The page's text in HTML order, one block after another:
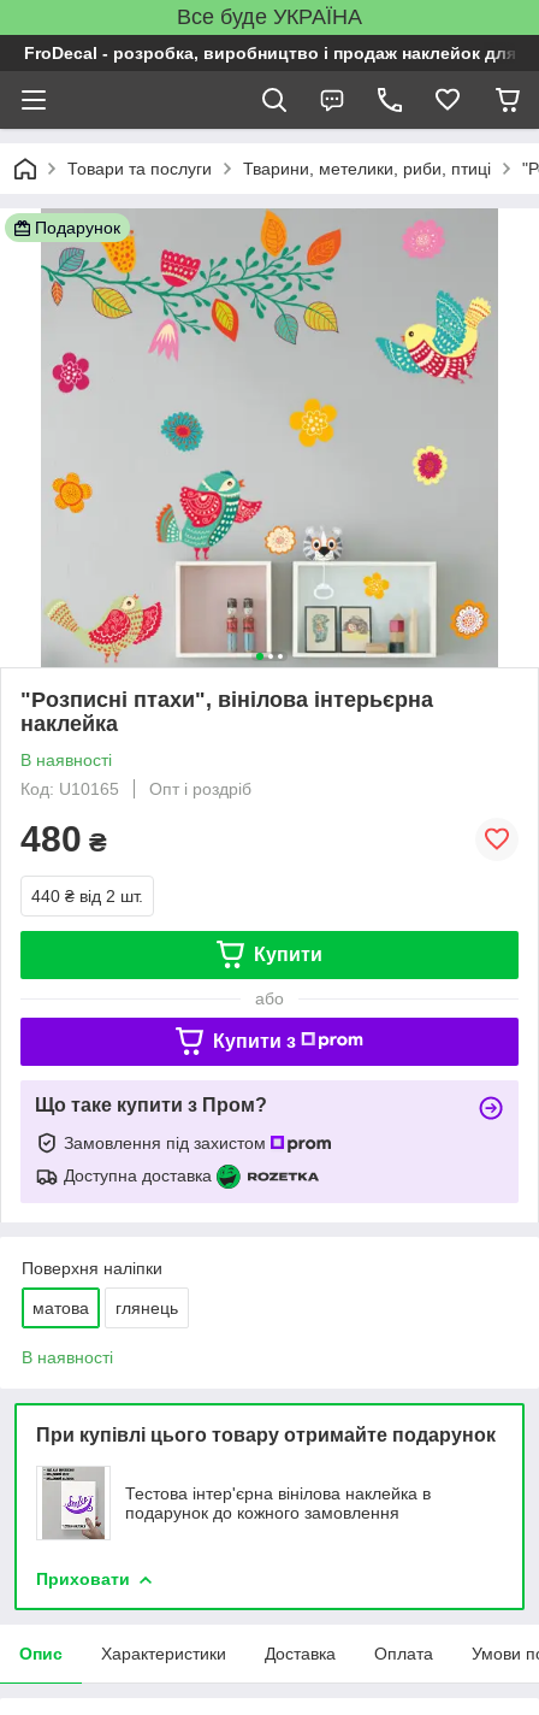
Все буде УКРАЇНА
FroDecal - розробка, виробництво і продаж наклейок для
Товари та послуги Тварини, метелики, риби, птиці
Подарунок
"Розписні птахи", вінілова інтерьєрна
наклейка
В наявності
Код: U10165
Опт і роздріб
480 ₴
440 ₴ від 2 шт.
Купити
або
Купити з
Що таке купити з Пром?
Замовлення під захистом
Доступна доставка
Поверхня наліпки
матова глянець
В наявності
При купівлі цього товару отримайте подарунок
Тестова інтер'єрна вінілова наклейка в
подарунок до кожного замовлення
Приховати
Опис Характеристики Доставка Оплата Умови